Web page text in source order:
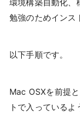
環境構築自動化、
勉強のためインス
以下手順です。
Mac OSXを前提
トで入っている